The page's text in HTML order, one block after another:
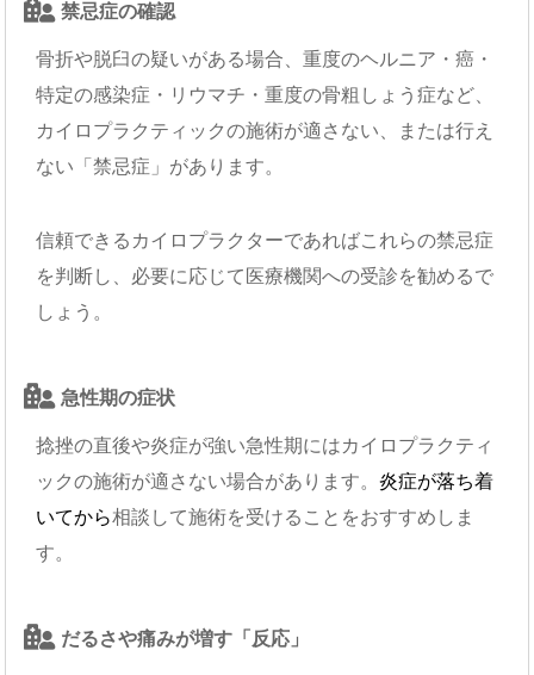
禁忌症の確認
骨折や脱臼の疑いがある場合、重度のヘルニア・癌・
特定の感染症・リウマチ・重度の骨粗しょう症など、
カイロプラクティックの施術が適さない、または行え
ない「禁忌症」があります。
信頼できるカイロプラクターであればこれらの禁忌症
を判断し、必要に応じて医療機関への受診を勧めるで
しょう。
急性期の症状
捻挫の直後や炎症が強い急性期にはカイロプラクティ
ックの施術が適さない場合があります。 炎症が落ち着
いてから相談して施術を受けることをおすすめしま
す。
だるさや痛みが増す「反応」